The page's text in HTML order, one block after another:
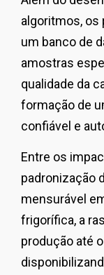
algoritmos, os
um banco de
amostras
qualidade da
formação de
confiável e
Entre os
padronização
mensurável
frigorífica, a
produção até